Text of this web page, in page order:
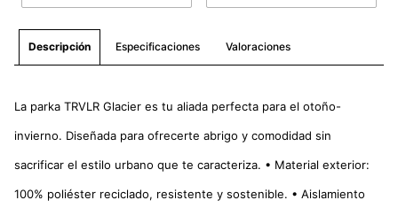
Descripción Especificaciones Valoraciones
La parka TRVLR Glacier es tu aliada perfecta para el otoño-
invierno. Diseñada para ofrecerte abrigo y comodidad sin
sacrificar el estilo urbano que te caracteriza. • Material exterior:
100% poliéster reciclado, resistente y sostenible. • Aislamiento